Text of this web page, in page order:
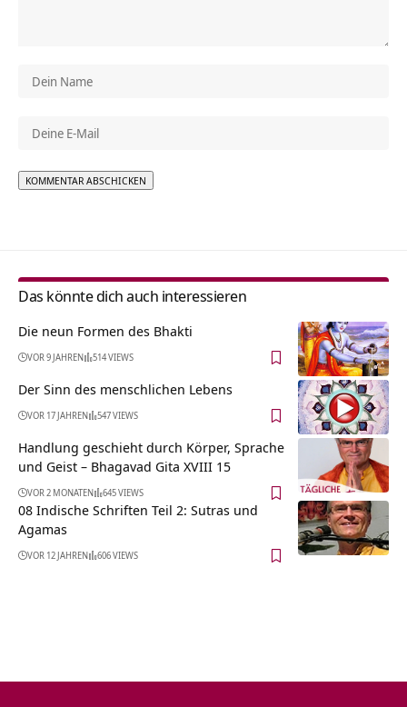
Das könnte dich auch interessieren
Die neun Formen des Bhakti
VOR 9 JAHREN 514 VIEWS
Der Sinn des menschlichen Lebens
VOR 17 JAHREN 547 VIEWS
Handlung geschieht durch Körper, Sprache
und Geist – Bhagavad Gita XVIII 15
VOR 2 MONATEN 645 VIEWS
08 Indische Schriften Teil 2: Sutras und
Agamas
VOR 12 JAHREN 606 VIEWS